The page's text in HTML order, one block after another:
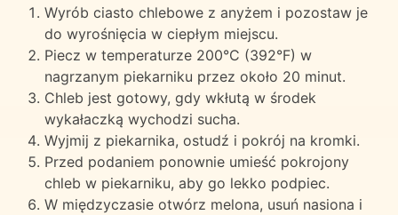
Wyrób ciasto chlebowe z anyżem i pozostaw je
do wyrośnięcia w ciepłym miejscu.
Piecz w temperaturze 200°C (392°F) w
nagrzanym piekarniku przez około 20 minut.
Chleb jest gotowy, gdy wkłutą w środek
wykałaczką wychodzi sucha.
Wyjmij z piekarnika, ostudź i pokrój na kromki.
Przed podaniem ponownie umieść pokrojony
chleb w piekarniku, aby go lekko podpiec.
W międzyczasie otwórz melona, usuń nasiona i